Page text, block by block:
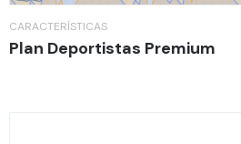
CARACTERÍSTICAS
Plan Deportistas Premium